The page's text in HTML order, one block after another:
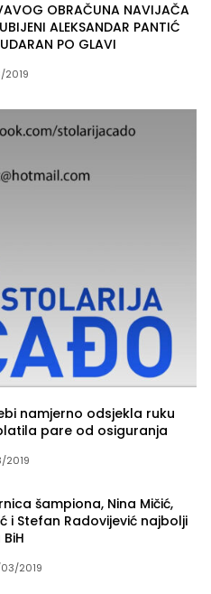
OBRAČUNA NAVIJAČA
ALEKSANDAR PANTIĆ
PO GLAVI
2019
namjerno odsjekla ruku
pare od osiguranja
2019
šampiona, Nina Mičić,
i Stefan Radovijević najbolji
03/2019